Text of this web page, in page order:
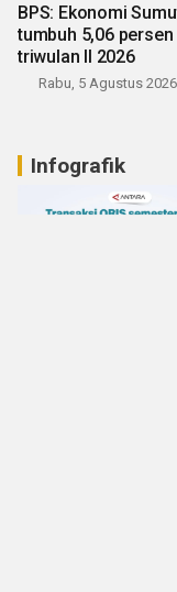
BPS: Ekonomi
tumbuh 5,06 persen
triwulan II 2026
Rabu, 5 Agustus 2026
Infografik